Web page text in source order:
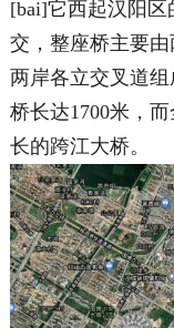
[bai]它西起汉阳
交，整座桥主要
两岸各立交叉道
桥长达1700米，
长的跨江大桥。